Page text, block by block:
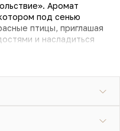
Аромат
под сенью
птицы, приглашая
и насладиться
розы. А на десерт